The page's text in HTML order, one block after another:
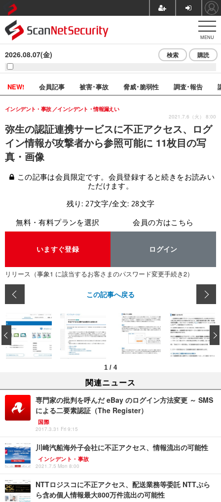
MENU
2026.08.07(金) 検索 購読
NEW! 会員記事 被害･事故 脅威･脆弱性 調査･報告
弥生の認証連携サービスに不正アクセス、ログ
イン情報が攻撃者から参照可能に 11枚目の写
真・画像
インシデント・事故 インシデント・情報漏えい
2021.7.6（火） 8:00
この記事は会員限定です。会員登録すると続きをお読みい
ただけます。
残り: 27文字/全文: 28文字
無料・有料プランを選択
いますぐ登録
会員の方はこちら
ログイン
リリース（事象1 に該当するお客さまのパスワード変更手続き2）
この記事へ戻る
1 / 4
‹
関連ニュース
専門家の批判を呼んだ eBay のログイン方法変更 ～ SMS
による二要素認証（The Register）
国際
2017.3.31 Fri 9:15
川崎汽船海外子会社に不正アクセス、情報流出の可能性
インシデント・事故
2021.7.5 Mon 8:00
NTTロジスコに不正アクセス、配送業務等委託 NTTぷら
ら含め個人情報最大800万件流出の可能性